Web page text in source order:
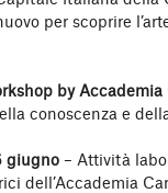
per scoprire
by Accademia
conoscenza e
giugno – Attività
dell’Accademia